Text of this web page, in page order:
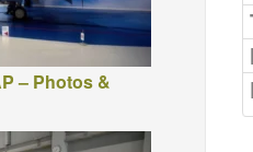
– Photos &